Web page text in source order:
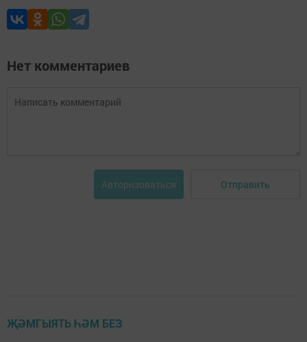
Нет комментариев
Авторизоваться Отправить
ҖӘМГЫЯТЬ ҺӘМ БЕЗ